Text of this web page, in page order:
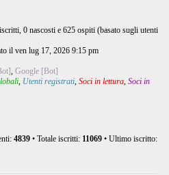
0 nascosti e 625 ospiti (basato sugli utenti
il ven lug 17, 2026 9:15 pm
, Google [Bot]
, Utenti registrati, Soci in lettura, Soci in
4839 • Totale iscritti: 11069 • Ultimo iscritto: